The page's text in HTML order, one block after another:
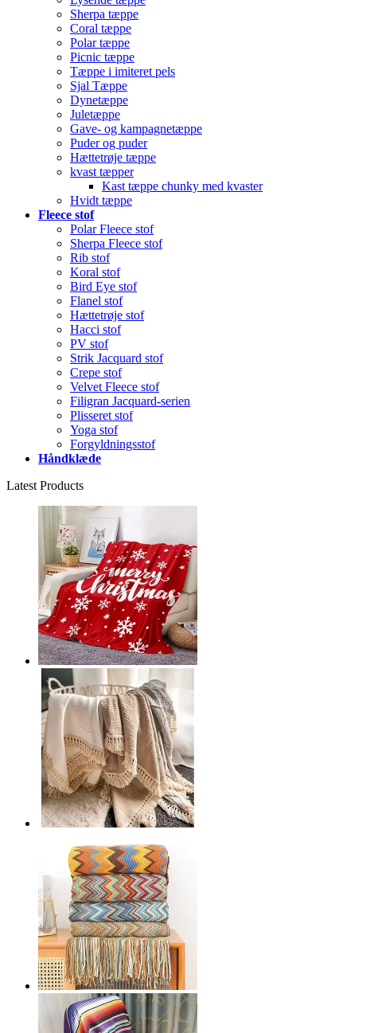
Sherpa tæppe
Coral tæppe
Polar tæppe
Picnic tæppe
Tæppe i imiteret pels
Sjal Tæppe
Dynetæppe
Juletæppe
Gave- og kampagnetæppe
Puder og puder
Hættetrøje tæppe
kvast tæpper
Kast tæppe chunky med kvaster
Hvidt tæppe
Fleece stof
Polar Fleece stof
Sherpa Fleece stof
Rib stof
Koral stof
Bird Eye stof
Flanel stof
Hættetrøje stof
Hacci stof
PV stof
Strik Jacquard stof
Crepe stof
Velvet Fleece stof
Filigran Jacquard-serien
Plisseret stof
Yoga stof
Forgyldningsstof
Håndklæde
Latest Products